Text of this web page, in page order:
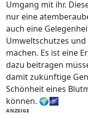
Umgang mit ihr.
nur eine
auch eine
Umweltschutzes
machen. Es ist eine
dazu beitragen
damit zukünftige
Schönheit eines
können. 🌍🌌
ANZEIGE